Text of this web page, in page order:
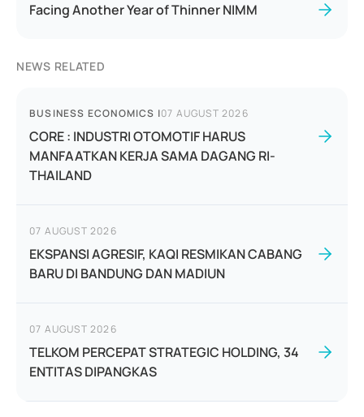
Facing Another Year of Thinner NIMM
NEWS RELATED
BUSINESS ECONOMICS |07 AUGUST 2026
CORE : INDUSTRI OTOMOTIF HARUS
MANFAATKAN KERJA SAMA DAGANG RI-
THAILAND
07 AUGUST 2026
EKSPANSI AGRESIF, KAQI RESMIKAN CABANG
BARU DI BANDUNG DAN MADIUN
07 AUGUST 2026
TELKOM PERCEPAT STRATEGIC HOLDING, 34
ENTITAS DIPANGKAS